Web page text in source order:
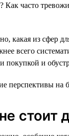
Как часто
какая из сфер
всего
и
перспективы
стоит